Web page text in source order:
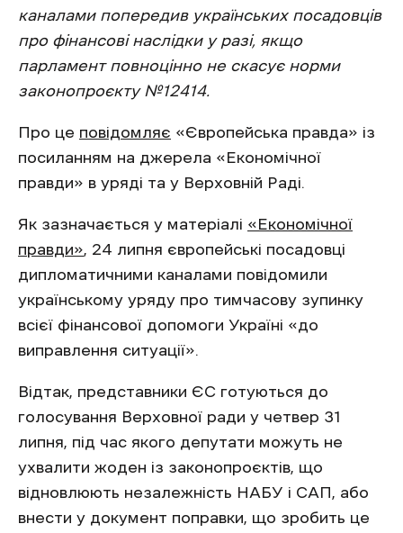
каналами попередив українських посадовців
про фінансові наслідки у разі, якщо
парламент повноцінно не скасує норми
законопроєкту №12414.
Про це повідомляє «Європейська правда» із
посиланням на джерела «Економічної
правди» в уряді та у Верховній Раді.
Як зазначається у матеріалі «Економічної
правди», 24 липня європейські посадовці
дипломатичними каналами повідомили
українському уряду про тимчасову зупинку
всієї фінансової допомоги Україні «до
виправлення ситуації».
Відтак, представники ЄС готуються до
голосування Верховної ради у четвер 31
липня, під час якого депутати можуть не
ухвалити жоден із законопроєктів, що
відновлюють незалежність НАБУ і САП, або
внести у документ поправки, що зробить це